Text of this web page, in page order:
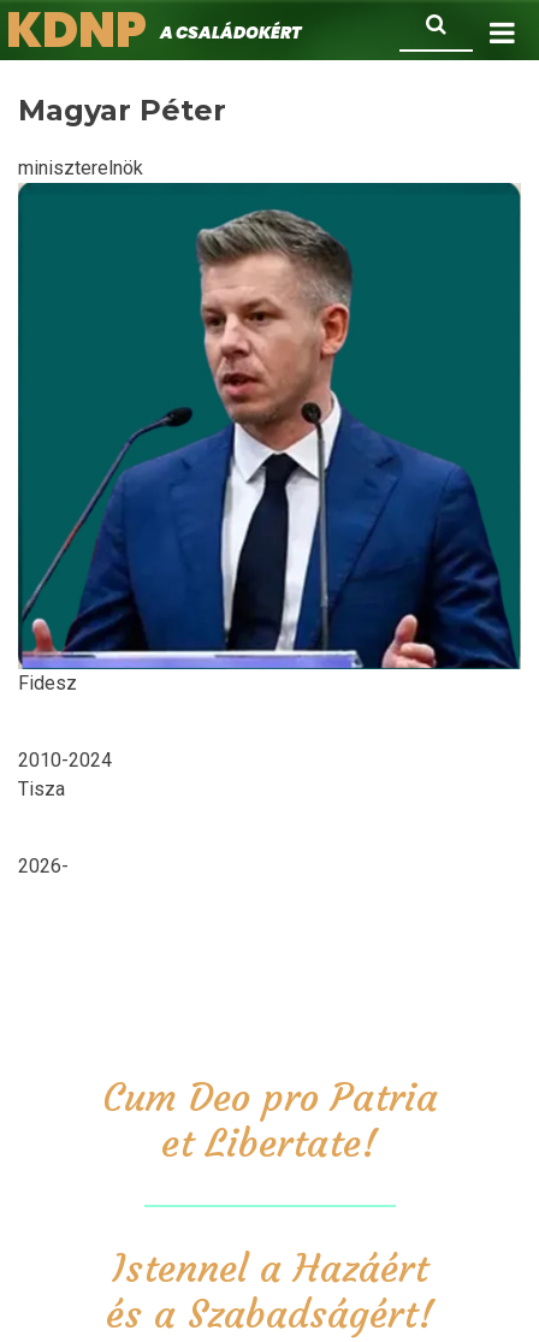
Ugrás
a
Keresés
KDNPA családokért.
Magyar Péter
miniszterelnök
Fidesz
2010-2024
Tisza
2026-
Cum Deo pro Patria
et Libertate!
Istennel a Hazáért
és a Szabadságért!